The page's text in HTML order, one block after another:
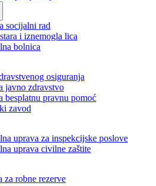
odnose s javnošću
zajedničke poslove
zapošljavanje
socijalni rad
i iznemogla lica
bolnica
osiguranja
javno zdravstvo
besplatnu pravnu pomoć
zavod
uprava za inspekcijske poslove
uprava civilne zaštite